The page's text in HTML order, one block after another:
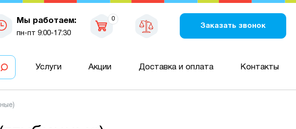
Мы работаем:
пн-пт 9:00-17:30
0
Заказать звонок
Услуги Акции Доставка и оплата Контакты